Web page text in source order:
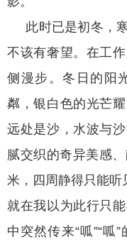
此时已是初冬，寒
不该有奢望。在工
侧漫步。冬日的阳
粼，银白色的光芒
远处是沙，水波与
腻交织的奇异美感
米，四周静得只能听
就在我以为此行只
中突然传来“呱”“呱